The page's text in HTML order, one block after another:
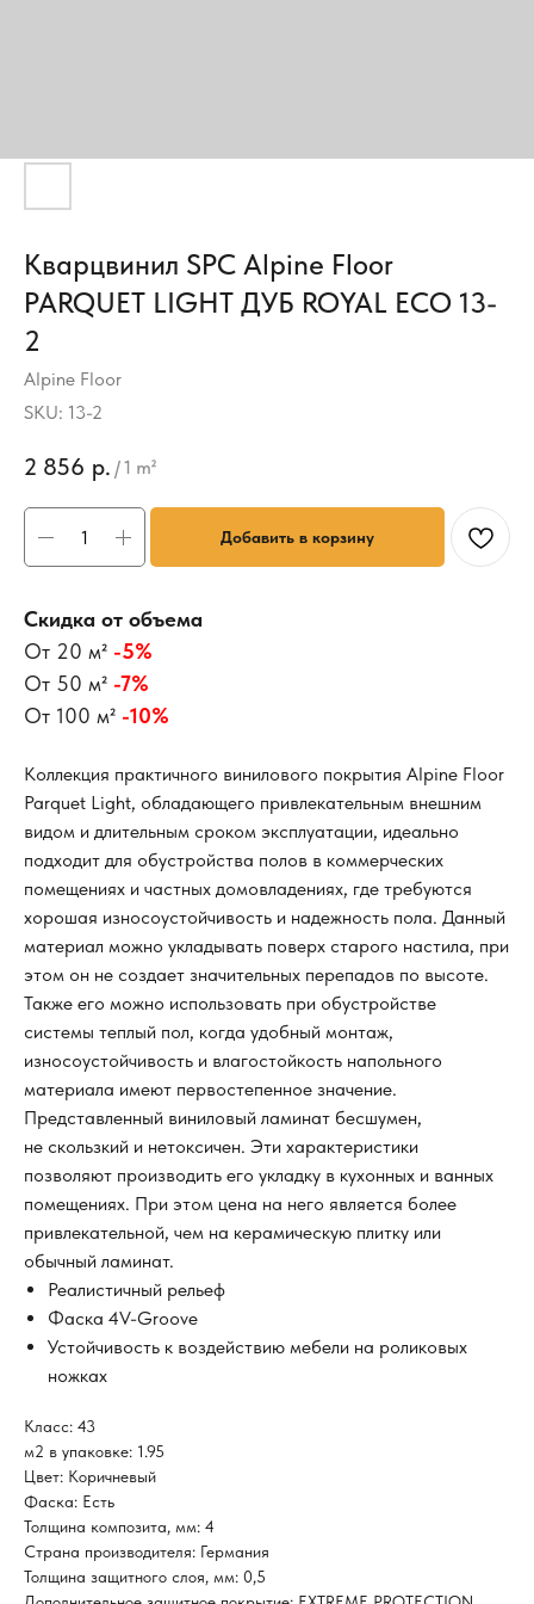
Кварцвинил SPC Alpine Floor
PARQUET LIGHT ДУБ ROYAL ЕСО 13-
2
Alpine Floor
SKU: 13-2
2 856 р. /1 m²
Добавить в корзину
Скидка от объема
От 20 м² -5%
От 50 м² -7%
От 100 м² -10%
Коллекция практичного винилового покрытия Alpine Floor
Parquet Light, обладающего привлекательным внешним
видом и длительным сроком эксплуатации, идеально
подходит для обустройства полов в коммерческих
помещениях и частных домовладениях, где требуются
хорошая износоустойчивость и надежность пола. Данный
материал можно укладывать поверх старого настила, при
этом он не создает значительных перепадов по высоте.
Также его можно использовать при обустройстве
системы теплый пол, когда удобный монтаж,
износоустойчивость и влагостойкость напольного
материала имеют первостепенное значение.
Представленный виниловый ламинат бесшумен,
не скользкий и нетоксичен. Эти характеристики
позволяют производить его укладку в кухонных и ванных
помещениях. При этом цена на него является более
привлекательной, чем на керамическую плитку или
обычный ламинат.
Реалистичный рельеф
Фаска 4V-Groove
Устойчивость к воздействию мебели на роликовых
ножках
Класс: 43
м2 в упаковке: 1.95
Цвет: Коричневый
Фаска: Есть
Толщина композита, мм: 4
Страна производителя: Германия
Толщина защитного слоя, мм: 0,5